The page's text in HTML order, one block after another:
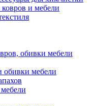
и мебели
обивки мебели
обивки мебели